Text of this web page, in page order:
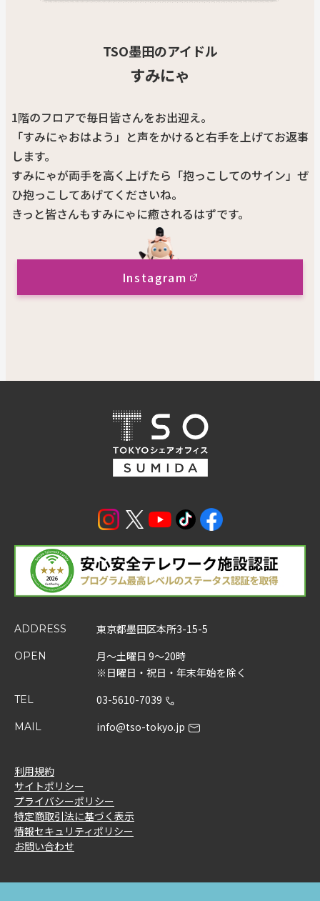
TSO墨田のアイドル
すみにゃ
1階のフロアで毎日皆さんをお出迎え。
「すみにゃおはよう」と声をかけると右手を上げてお返事
します。
すみにゃが両手を高く上げたら「抱っこしてのサイン」ぜ
ひ抱っこしてあげてくださいね。
きっと皆さんもすみにゃに癒されるはずです。
Instagram
ADDRESS 東京都墨田区本所3-15-5
OPEN
月～土曜日 9～20時
※日曜日・祝日・年末年始を除く
TEL 03-5610-7039
MAIL info@tso-tokyo.jp
利用規約
サイトポリシー
プライバシーポリシー
特定商取引法に基づく表示
情報セキュリティポリシー
お問い合わせ